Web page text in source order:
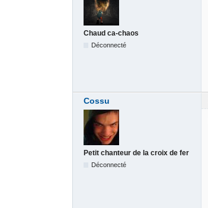
Chaud ca-chaos
Déconnecté
Cossu
Petit chanteur de la croix de fer
Déconnecté